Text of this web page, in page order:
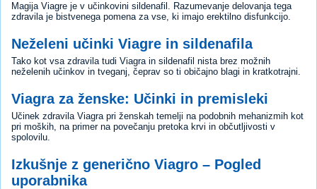
Magija Viagre je v učinkovini sildenafil. Razumevanje delovanja tega
zdravila je bistvenega pomena za vse, ki imajo erektilno disfunkcijo.
Neželeni učinki Viagre in sildenafila
Tako kot vsa zdravila tudi Viagra in sildenafil nista brez možnih
neželenih učinkov in tveganj, čeprav so ti običajno blagi in kratkotrajni.
Viagra za ženske: Učinki in premisleki
Učinek zdravila Viagra pri ženskah temelji na podobnih mehanizmih kot
pri moških, na primer na povečanju pretoka krvi in občutljivosti v
spolovilu.
Izkušnje z generično Viagro – Pogled
uporabnika